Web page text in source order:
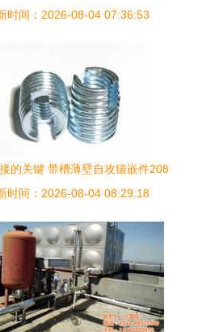
品展示
时间：2026-08-04 07:36:53
的关键 带槽薄壁自攻镶嵌件208
领域的应用优势与选购指南
时间：2026-08-04 08:29:18